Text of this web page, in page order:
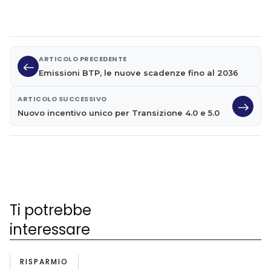
ARTICOLO PRECEDENTE
Emissioni BTP, le nuove scadenze fino al 2036
ARTICOLO SUCCESSIVO
Nuovo incentivo unico per Transizione 4.0 e 5.0
Ti potrebbe
interessare
RISPARMIO